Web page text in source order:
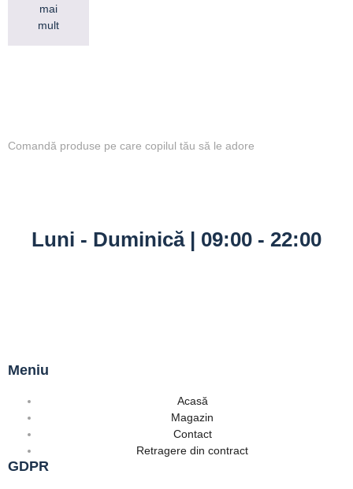
mai
mult
Comandă produse pe care copilul tău să le adore
Luni - Duminică | 09:00 - 22:00
Meniu
Acasă
Magazin
Contact
Retragere din contract
GDPR